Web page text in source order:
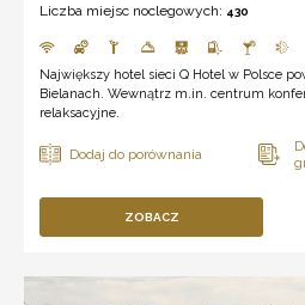
Liczba miejsc noclegowych: 430
Największy hotel sieci Q Hotel w Polsce
Bielanach. Wewnątrz m.in. centrum
relaksacyjne.
ZOBACZ